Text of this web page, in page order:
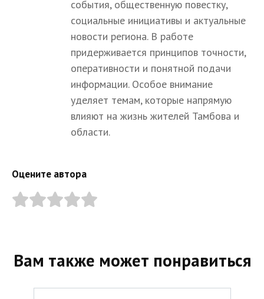
события, общественную повестку,
социальные инициативы и актуальные
новости региона. В работе
придерживается принципов точности,
оперативности и понятной подачи
информации. Особое внимание
уделяет темам, которые напрямую
влияют на жизнь жителей Тамбова и
области.
Оцените автора
Вам также может понравиться